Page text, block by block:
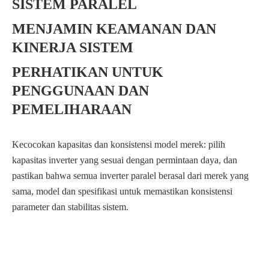
SISTEM PARALEL
MENJAMIN KEAMANAN DAN
KINERJA SISTEM
PERHATIKAN UNTUK
PENGGUNAAN DAN
PEMELIHARAAN
Kecocokan kapasitas dan konsistensi model merek: pilih
kapasitas inverter yang sesuai dengan permintaan daya, dan
pastikan bahwa semua inverter paralel berasal dari merek yang
sama, model dan spesifikasi untuk memastikan konsistensi
parameter dan stabilitas sistem.